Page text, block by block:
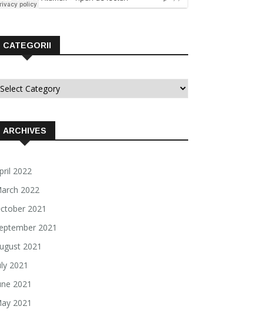
CATEGORII
Categorii
ARCHIVES
2022
2022
2021
2021
2021
2021
2021
2021